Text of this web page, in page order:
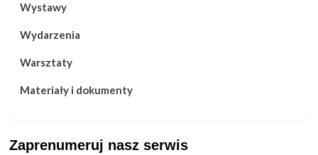
Wystawy
Wydarzenia
Warsztaty
Materiały i dokumenty
Zaprenumeruj nasz serwis